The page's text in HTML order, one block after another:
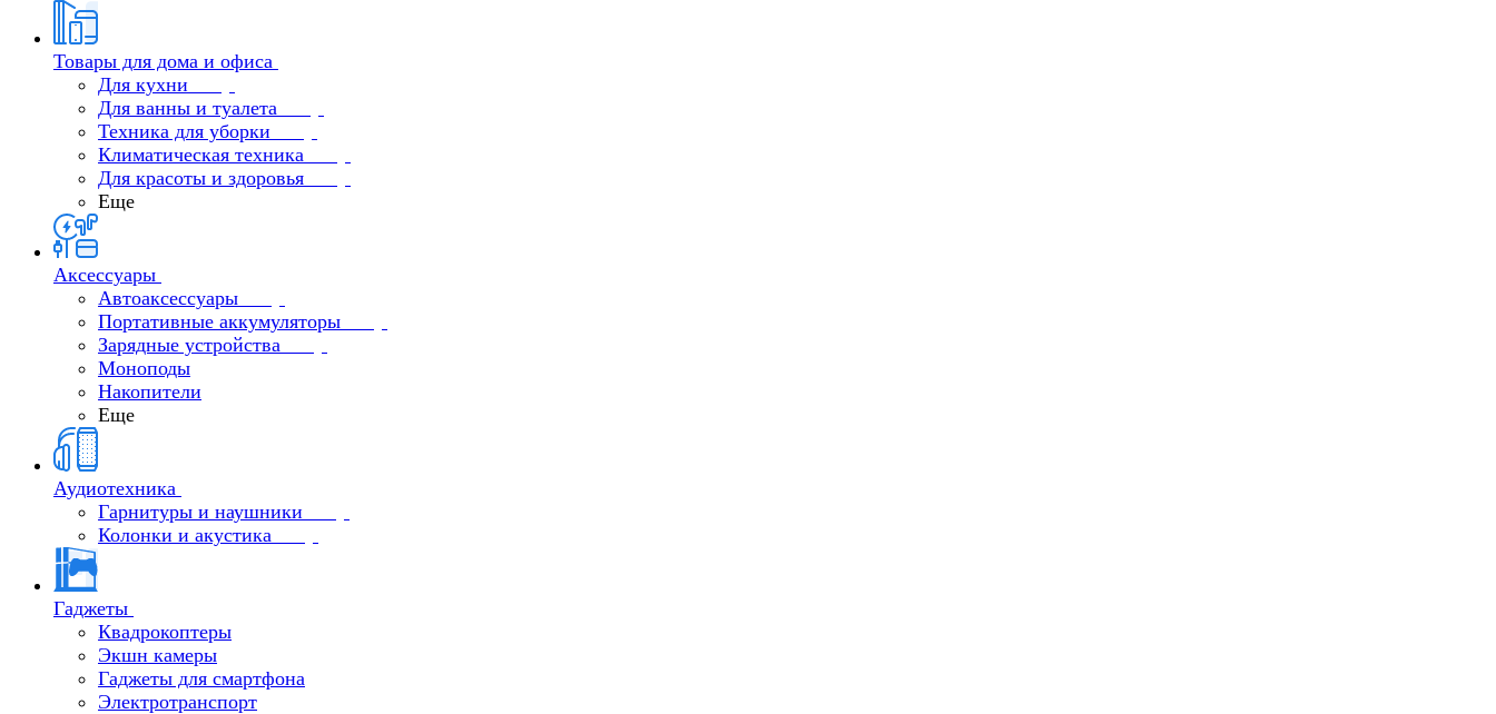
Товары для дома и офиса
Для кухни
Для ванны и туалета
Техника для уборки
Климатическая техника
Для красоты и здоровья
Еще
Аксессуары
Автоаксессуары
Портативные аккумуляторы
Зарядные устройства
Моноподы
Накопители
Еще
Аудиотехника
Гарнитуры и наушники
Колонки и акустика
Гаджеты
Квадрокоптеры
Экшн камеры
Гаджеты для смартфона
Электротранспорт